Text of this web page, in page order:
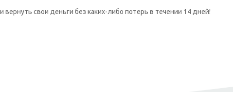
свои деньги без каких-либо потерь в течении 14 дней!